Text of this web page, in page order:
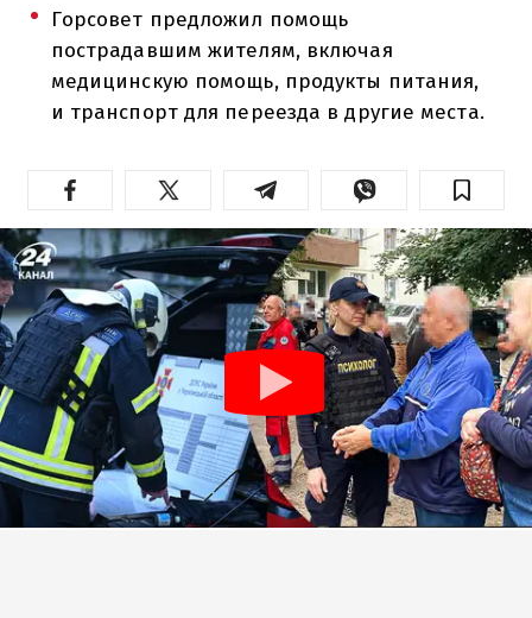
Горсовет предложил помощь
пострадавшим жителям, включая
медицинскую помощь, продукты питания,
и транспорт для переезда в другие места.